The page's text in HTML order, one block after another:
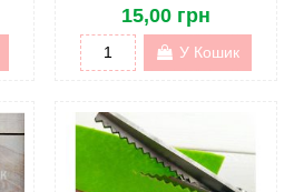
15,00 грн
У Кошик